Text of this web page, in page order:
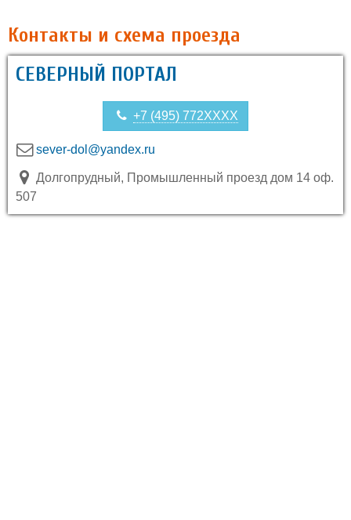
Контакты и схема проезда
СЕВЕРНЫЙ ПОРТАЛ
+7 (495) 772XXXX
sever-dol@yandex.ru
Долгопрудный, Промышленный проезд дом 14 оф.
507